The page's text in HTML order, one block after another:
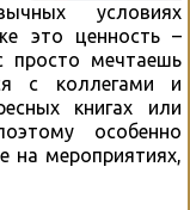
условиях
это ценность –
просто мечтаешь
с коллегами и
книгах или
особенно
на мероприятиях,